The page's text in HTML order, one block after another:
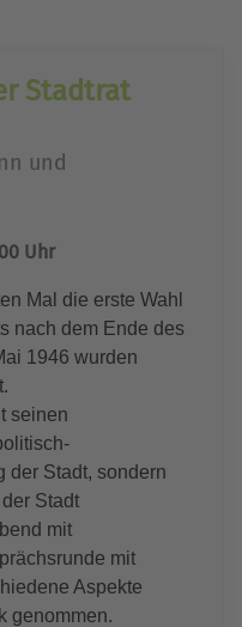
Stadtrat
und
Uhr
Mal die erste Wahl
nach dem Ende des
1946 wurden
seinen
der Stadt, sondern
Stadt
mit
mit
Aspekte
genommen.